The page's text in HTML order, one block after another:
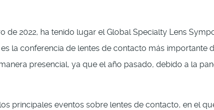
de 2022, ha tenido lugar el Global Specialty Lens
la conferencia de lentes de contacto más
presencial, ya que el año pasado, debido a la
principales eventos sobre lentes de contacto, en el